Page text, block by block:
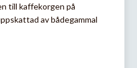
till kaffekorgen på
av bådegammal